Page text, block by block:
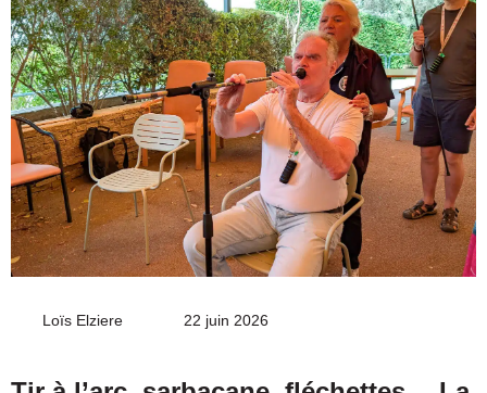
Loïs Elziere
Envoyer22 juin 2026